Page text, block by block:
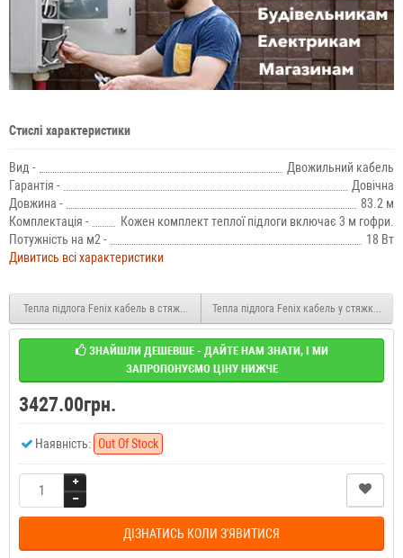
Стислі характеристики
Вид -
Двожильний кабель
Гарантія -
Довічна
Довжина -
83.2 м
Комплектація -
Кожен комплект теплої підлоги включає 3 м гофри.
Потужність на м2 -
18 Вт
Дивитись всі характеристики
Тепла підлога Fenix кабель в стяжку ADSV 1200W 5,5-6,9м2Тепла підлога Fenix кабель у стяжку
ЗНАЙШЛИ ДЕШЕВШЕ - ДАЙТЕ НАМ ЗНАТИ, І МИ
ЗАПРОПОНУЄМО ЦІНУ НИЖЧЕ
3427.00грн.
Наявність: Out Of Stock
ДІЗНАТИСЬ КОЛИ З'ЯВИТИСЯ